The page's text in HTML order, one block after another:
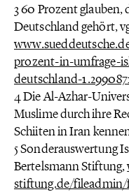
3 60 Prozent glauben,
Deutschland gehört,
prozent-in-umfrage-
deutschland-
4 Die Al-Azhar-
Muslime durch ihre
Schiiten in Iran
5 Sonderauswertung
Bertelsmann Stiftung,
stiftung.de/fileadmin/